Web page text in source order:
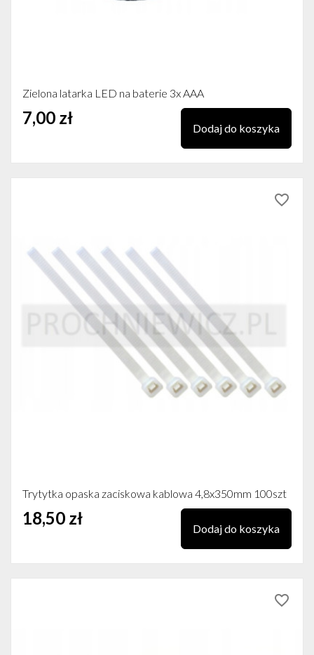
Zielona latarka LED na baterie 3x AAA
7,00 zł
Dodaj do koszyka
favorite_border
Trytytka opaska zaciskowa kablowa 4,8x350mm 100szt
18,50 zł
Dodaj do koszyka
favorite_border